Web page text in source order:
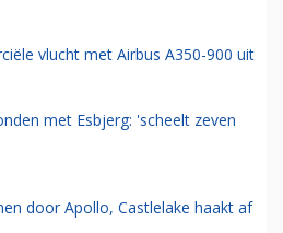
vlucht met Airbus A350-900 uit
met Esbjerg: 'scheelt zeven
door Apollo, Castlelake haakt af